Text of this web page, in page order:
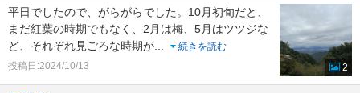
平日でしたので、がらがらでした。10月初旬だと、
まだ紅葉の時期でもなく、2月は梅、5月はツツジな
ど、それぞれ見ごろな時期が...
続きを読む
投稿日:2024/10/13
2